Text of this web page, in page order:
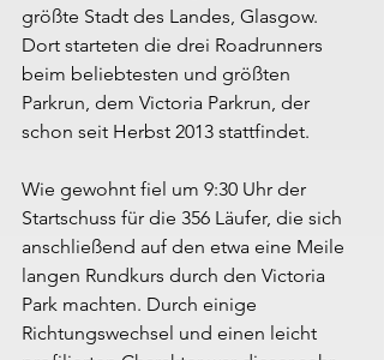
größte Stadt des Landes, Glasgow.
Dort starteten die drei Roadrunners
beim beliebtesten und größten
Parkrun, dem Victoria Parkrun, der
schon seit Herbst 2013 stattfindet.
Wie gewohnt fiel um 9:30 Uhr der
Startschuss für die 356 Läufer, die sich
anschließend auf den etwa eine Meile
langen Rundkurs durch den Victoria
Park machten. Durch einige
Richtungswechsel und einen leicht